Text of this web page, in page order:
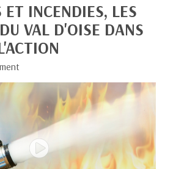
ET INCENDIES, LES
VAL D'OISE DANS